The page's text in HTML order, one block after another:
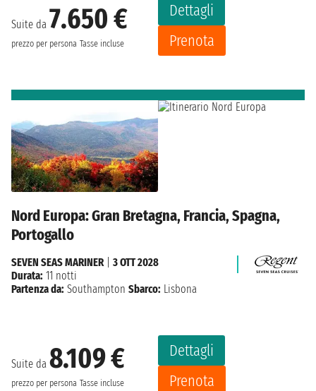
Suite da 7.650 €
prezzo per persona Tasse incluse
Dettagli
Prenota
Nord Europa: Gran Bretagna, Francia, Spagna,
Portogallo
Suite da 8.109 €
prezzo per persona Tasse incluse
Dettagli
Prenota
SEVEN SEAS MARINER| 3 OTT 2028
Durata: 11 notti
Partenza da: Southampton Sbarco: Lisbona